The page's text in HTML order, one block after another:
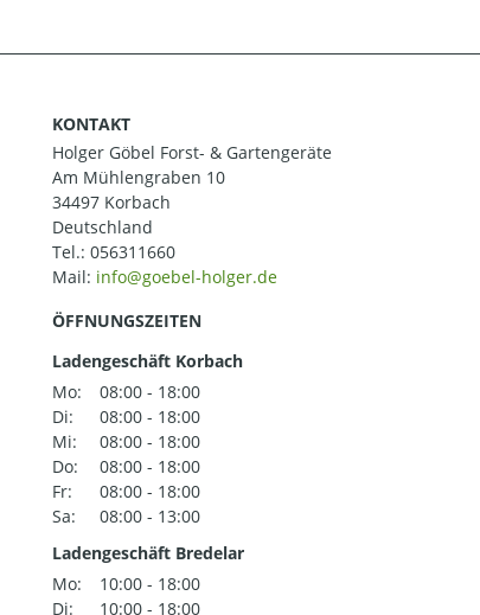
KONTAKT
Holger Göbel Forst- & Gartengeräte
Am Mühlengraben 10
34497 Korbach
Deutschland
Tel.: 056311660
Mail:
ÖFFNUNGSZEITEN
Ladengeschäft Korbach
Mo:
08:00 - 18:00
Di:
08:00 - 18:00
Mi:
08:00 - 18:00
Do:
08:00 - 18:00
Fr:
08:00 - 18:00
Sa:
08:00 - 13:00
Ladengeschäft Bredelar
Mo:
10:00 - 18:00
Di:
10:00 - 18:00